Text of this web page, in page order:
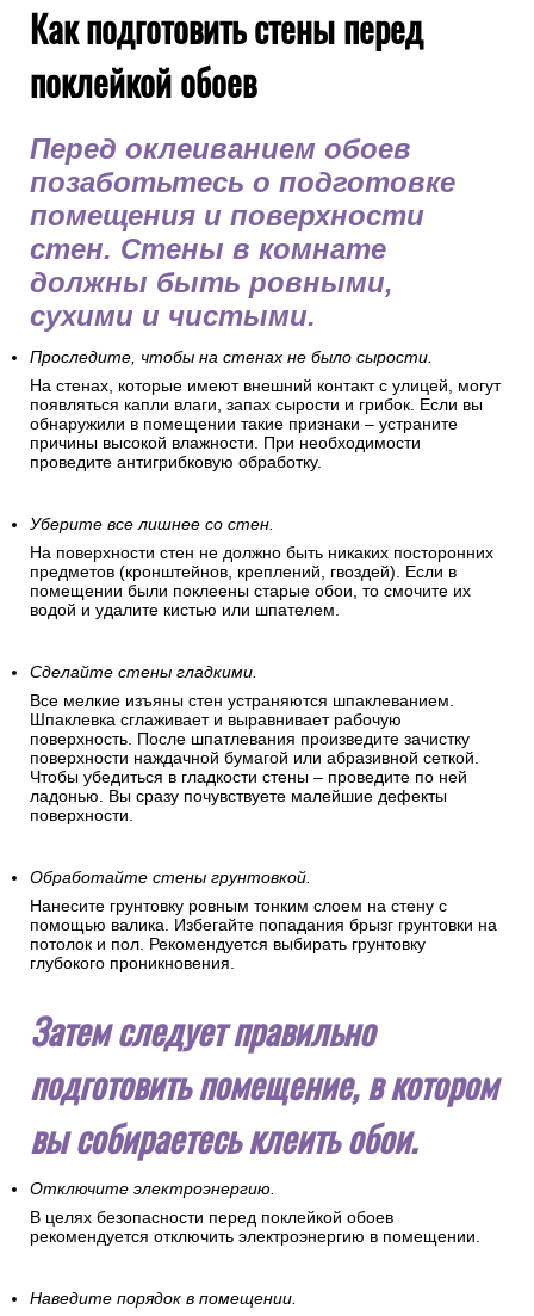
Как подготовить стены перед
поклейкой обоев
Перед оклеиванием обоев
позаботьтесь о подготовке
помещения и поверхности
стен. Стены в комнате
должны быть ровными,
сухими и чистыми.
Проследите, чтобы на стенах не было сырости.
На стенах, которые имеют внешний контакт с улицей, могут
появляться капли влаги, запах сырости и грибок. Если вы
обнаружили в помещении такие признаки – устраните
причины высокой влажности. При необходимости
проведите антигрибковую обработку.
Уберите все лишнее со стен.
На поверхности стен не должно быть никаких посторонних
предметов (кронштейнов, креплений, гвоздей). Если в
помещении были поклеены старые обои, то смочите их
водой и удалите кистью или шпателем.
Сделайте стены гладкими.
Все мелкие изъяны стен устраняются шпаклеванием.
Шпаклевка сглаживает и выравнивает рабочую
поверхность. После шпатлевания произведите зачистку
поверхности наждачной бумагой или абразивной сеткой.
Чтобы убедиться в гладкости стены – проведите по ней
ладонью. Вы сразу почувствуете малейшие дефекты
поверхности.
Обработайте стены грунтовкой.
Нанесите грунтовку ровным тонким слоем на стену с
помощью валика. Избегайте попадания брызг грунтовки на
потолок и пол. Рекомендуется выбирать грунтовку
глубокого проникновения.
Затем следует правильно
подготовить помещение, в котором
вы собираетесь клеить обои.
Отключите электроэнергию.
В целях безопасности перед поклейкой обоев
рекомендуется отключить электроэнергию в помещении.
Наведите порядок в помещении.